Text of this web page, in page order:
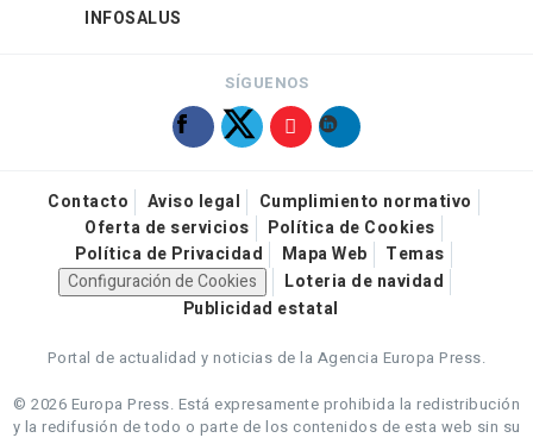
INFOSALUS
SÍGUENOS
Contacto Aviso legal
Cumplimiento normativo
Oferta de servicios
Política de Cookies
Política de Privacidad
Mapa Web
Temas
Configuración de Cookies
Loteria de navidad
Publicidad estatal
Portal de actualidad y noticias de la Agencia Europa Press.
© 2026 Europa Press. Está expresamente prohibida la redistribución
y la redifusión de todo o parte de los contenidos de esta web sin su